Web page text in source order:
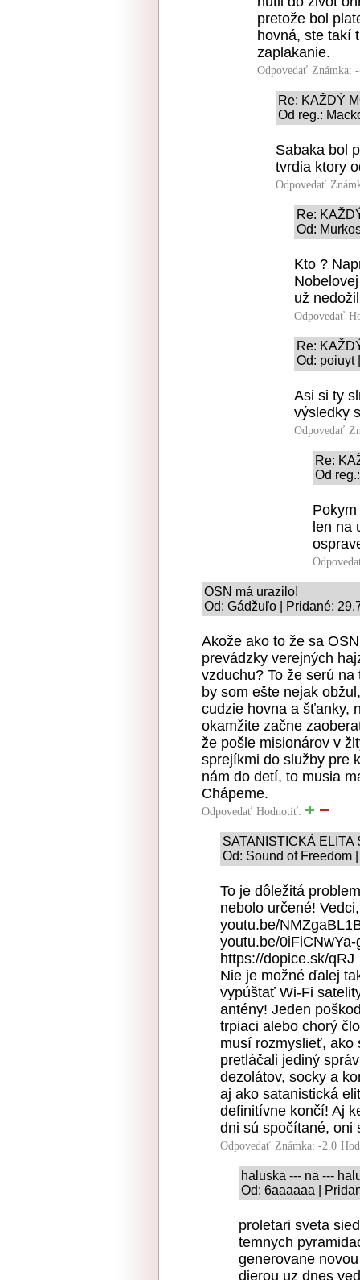
pretože bol
hovná, ste takí
zaplakanie.
Odpovedať Známka:
Re: KAŽDÝ
Od reg.:
Sabaka bol
tvrdia ktory
Odpovedať
Re:
Od:
Kto ?
už
Odpovedať
Re:
Od: poiuyt
Asi si ty
výsledky
Odpovedať
Re:
Od
len na
OSN má urazilo!
Od: Gádžuľo | Pridané:
Akože ako to že sa
prevádzky verejných
vzduchu? To že serú
by som ešte nejak
cudzie hovna a šťanky,
okamžite začne
že pošle misionárov v
sprejíkmi do služby pre
nám do detí, to musia
Chápeme.
Odpovedať Hodnotiť:
SATANISTICKÁ ELITA
Od: Sound of Freedom
To je dôležitá
nebolo určené!
youtu.be/
youtu.be/0iFiCNwYa-
https://dopice.sk/qRJ
Nie je možné ďalej
vypúštať Wi-Fi
antény! Jeden
trpiaci alebo chorý
musí rozmyslieť, ako
pretláčali jediný
dezolátov, socky a
aj ako satanistická
definitívne končí! Aj
dni sú spočítané, oni
Odpovedať Známka: -2.0
haluska --- na ---
Od: 6aaaaaa |
proletari sveta
temnych
generovane
dierou uz dnes